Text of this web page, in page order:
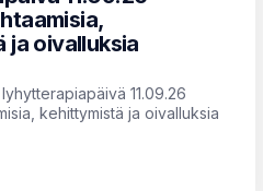
ja oivalluksia
11.09.26
kehittymistä ja oivalluksia